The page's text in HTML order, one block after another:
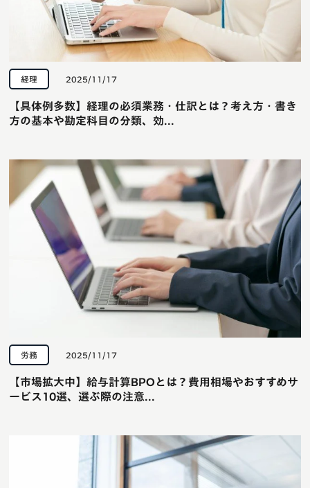
経理 2025/11/17
【具体例多数】経理の必須業務・仕訳とは？考え方・書き
方の基本や勘定科目の分類、効...
労務 2025/11/17
【市場拡大中】給与計算BPOとは？費用相場やおすすめサ
ービス10選、選ぶ際の注意...